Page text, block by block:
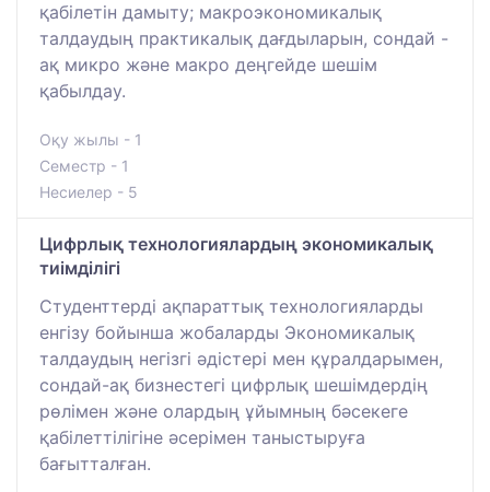
қабілетін дамыту; макроэкономикалық
талдаудың практикалық дағдыларын, сондай -
ақ микро және макро деңгейде шешім
қабылдау.
Оқу жылы - 1
Семестр - 1
Несиелер - 5
Цифрлық технологиялардың экономикалық
тиімділігі
Cтуденттерді ақпараттық технологияларды
енгізу бойынша жобаларды Экономикалық
талдаудың негізгі әдістері мен құралдарымен,
сондай-ақ бизнестегі цифрлық шешімдердің
рөлімен және олардың ұйымның бәсекеге
қабілеттілігіне әсерімен таныстыруға
бағытталған.